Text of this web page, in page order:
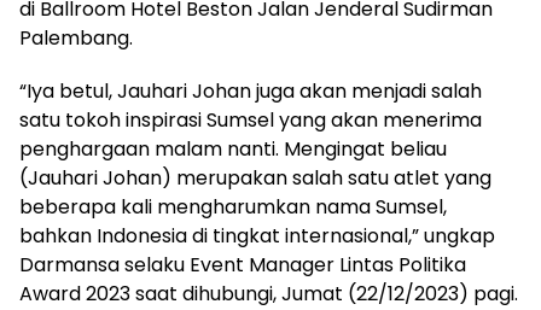
di Ballroom Hotel Beston Jalan Jenderal Sudirman
Palembang.
“Iya betul, Jauhari Johan juga akan menjadi salah
satu tokoh inspirasi Sumsel yang akan menerima
penghargaan malam nanti. Mengingat beliau
(Jauhari Johan) merupakan salah satu atlet yang
beberapa kali mengharumkan nama Sumsel,
bahkan Indonesia di tingkat internasional,” ungkap
Darmansa selaku Event Manager Lintas Politika
Award 2023 saat dihubungi, Jumat (22/12/2023) pagi.